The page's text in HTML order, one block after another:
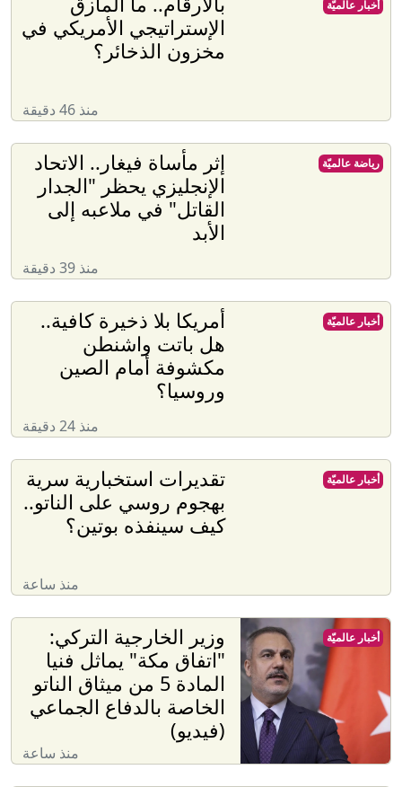
الإستراتيجي الأمريكي في
مخزون الذخائر؟
منذ 46 دقيقة
أخبار عالميّة
إثر مأساة فيغار.. الاتحاد
الإنجليزي يحظر "الجدار
القاتل" في ملاعبه إلى
الأبد
منذ 39 دقيقة
رياضة عالميّة
أمريكا بلا ذخيرة كافية..
هل باتت واشنطن
مكشوفة أمام الصين
وروسيا؟
منذ 24 دقيقة
أخبار عالميّة
تقديرات استخبارية سرية
بهجوم روسي على الناتو..
كيف سينفذه بوتين؟
منذ ساعة
أخبار عالميّة
وزير الخارجية التركي:
"اتفاق مكة" يماثل فنيا
المادة 5 من ميثاق الناتو
الخاصة بالدفاع الجماعي
(فيديو)
منذ ساعة
أخبار عالميّة